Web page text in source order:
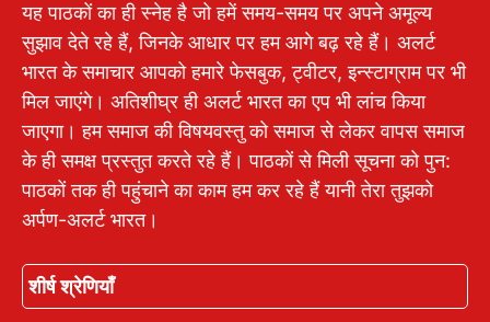
यह पाठकों का ही स्नेह है जो हमें समय-समय पर अपने अमूल्य
सुझाव देते रहे हैं, जिनके आधार पर हम आगे बढ़ रहे हैं। अलर्ट
भारत के समाचार आपको हमारे फेसबुक, ट्वीटर, इन्स्टाग्राम पर भी
मिल जाएंगे। अतिशीघ्र ही अलर्ट भारत का एप भी लांच किया
जाएगा। हम समाज की विषयवस्तु को समाज से लेकर वापस समाज
के ही समक्ष प्रस्तुत करते रहे हैं। पाठकों से मिली सूचना को पुन:
पाठकों तक ही पहुंचाने का काम हम कर रहे हैं यानी तेरा तुझको
अर्पण-अलर्ट भारत।
शीर्ष श्रेणियाँ